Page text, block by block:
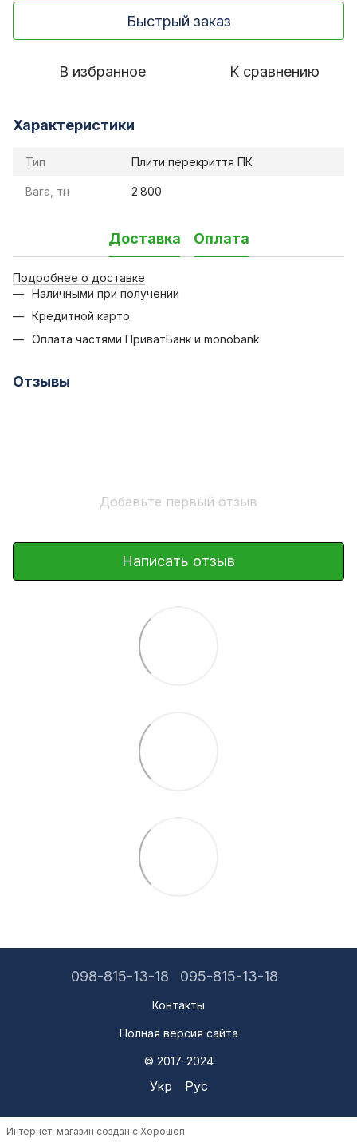
Быстрый заказ
В избранное К сравнению
Характеристики
Тип Плити перекриття ПК
Вага, тн 2.800
Доставка Оплата
Подробнее о доставке
Наличными при получении
Кредитной карто
Оплата частями ПриватБанк и monobank
Отзывы
Добавьте первый отзыв
Написать отзыв
098-815-13-18 095-815-13-18
Контакты
Полная версия сайта
© 2017-2024
Укр Рус
Интернет-магазин создан с Хорошоп